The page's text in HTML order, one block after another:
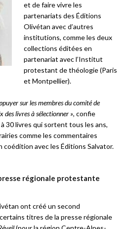
et de faire vivre les
partenariats des Éditions
Olivétan avec d’autres
institutions, comme les deux
collections éditées en
partenariat avec l’Institut
protestant de théologie (Paris
et Montpellier).
sur les membres du comité de
des livres à sélectionner », confie
30 livres qui sortent tous les ans,
comme les commentaires
coédition avec les Éditions Salvator.
régionale protestante
ont créé un second
titres de la presse régionale